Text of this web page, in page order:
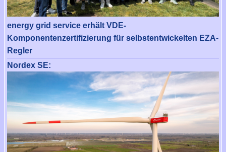
energy grid service erhält VDE-
Komponentenzertifizierung für selbstentwickelten EZA-
Regler
Nordex SE: